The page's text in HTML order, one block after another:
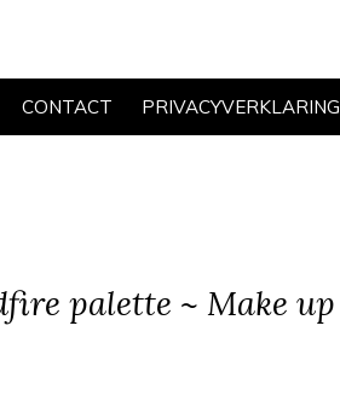
CONTACT PRIVACYVERKLARING
palette ~ Make up